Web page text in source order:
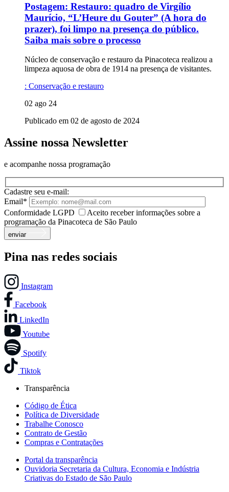
Postagem: Restauro: quadro de Virgílio
Maurício, “L’Heure du Gouter” (A hora do
prazer), foi limpo na presença do público.
Saiba mais sobre o processo
Núcleo de conservação e restauro da Pinacoteca realizou a
limpeza aquosa de obra de 1914 na presença de visitantes.
: Conservação e restauro
02 ago 24
Publicado em 02 de agosto de 2024
Assine nossa Newsletter
e acompanhe nossa programação
Cadastre seu e-mail:
Email*
Conformidade LGPD
Aceito receber informações sobre a
programação da Pinacoteca de São Paulo
enviar
Pina nas redes sociais
Instagram
Facebook
LinkedIn
Youtube
Spotify
Tiktok
Transparência
Código de Ética
Política de Diversidade
Trabalhe Conosco
Contrato de Gestão
Compras e Contratações
Portal da transparência
Ouvidoria Secretaria da Cultura, Economia e Indústria
Criativas do Estado de São Paulo